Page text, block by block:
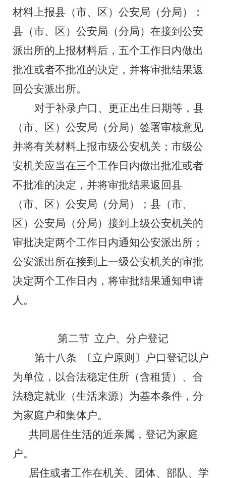
材料上报县（市、区）公安局（分局）；
县（市、区）公安局（分局）在接到公安
派出所的上报材料后， 五个工作日内做出
批准或者不批准的决定，并将审批结果返
回公安派出所。
对于补录户口、更正出生日期等，县
（市、区）公安局（分局）签署审核意见
并将有关材料上报市级公安机关；市级公
安机关应当在三个工作日内做出批准或者
不批准的决定，并将审批结果返回县
（市、区）公安局（分局）；县（市、
区）公安局（分局）接到上级公安机关的
审批决定两个工作日内通知公安派出所；
公安派出所在接到上一级公安机关的审批
决定两个工作日内，将审批结果通知申请
人。
第二节 立户、分户登记
第十八条
〔立户原则〕户口登记以户
为单位，以合法稳定住所（含租赁）、合
法稳定就业（生活来源）为基本条件，分
为家庭户和集体户。
共同居住生活的近亲属， 登记为家庭
户。
居住或者工作在机关、团体、部队、学